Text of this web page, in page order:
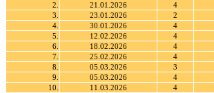
2.
21.01.2026 4
3.
23.01.2026 2
4.
30.01.2026 4
5.
12.02.2026 4
6.
18.02.2026 4
7.
25.02.2026 4
8.
05.03.2026 3
9.
05.03.2026 4
10.
11.03.2026 4